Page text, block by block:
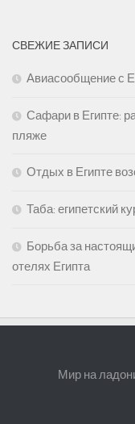
СВЕЖИЕ ЗАПИСИ
Авиасообщение с
Сафари в Египте:
пляже
Отдых в Египте
Таба: египетский
Борьба за
отелях Египта
Мир на